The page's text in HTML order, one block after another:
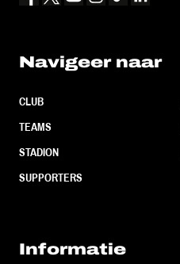
Navigeer naar
CLUB
TEAMS
STADION
SUPPORTERS
Informatie